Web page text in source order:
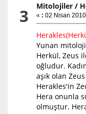
3 Mitolojiler /
« : 02 Nisan
Yunan
Herkül, Zeus
oğludur.
aşık olan Zeus
Herakles'in
Hera onunla
olmuştur.